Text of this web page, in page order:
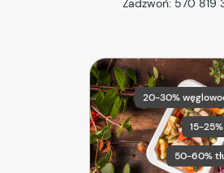
Zadzwoń: 570 819
20-30%
15-
50-60%